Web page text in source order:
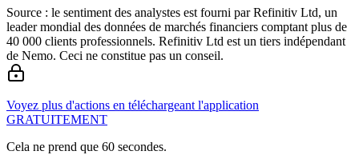
Source : le sentiment des analystes est fourni par Refinitiv Ltd, un
leader mondial des données de marchés financiers comptant plus de
40 000 clients professionnels. Refinitiv Ltd est un tiers indépendant
de Nemo. Ceci ne constitue pas un conseil.
Voyez plus d'actions en téléchargeant l'application
GRATUITEMENT
Cela ne prend que 60 secondes.